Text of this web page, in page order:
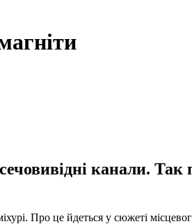
канали. Так
Про це йдеться у сюжеті